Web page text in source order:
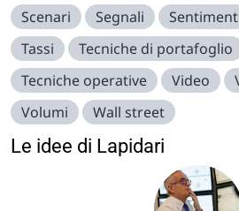
Scenari
Segnali Sentiment
Tassi
Tecniche di portafoglio
Tecniche operative
Video
Volumi
Wall street
Le idee di Lapidari